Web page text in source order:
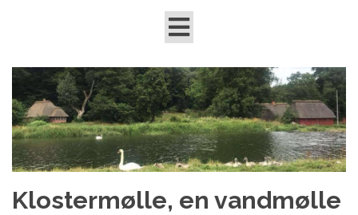
Klostermølle, en vandmølle